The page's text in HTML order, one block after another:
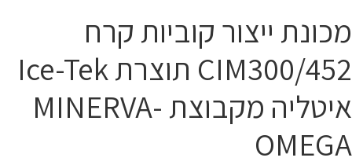
מכונת ייצור קוביות קרח
CIM300/452 תוצרת Ice-Tek
איטליה מקבוצת MINERVA-
OMEGA